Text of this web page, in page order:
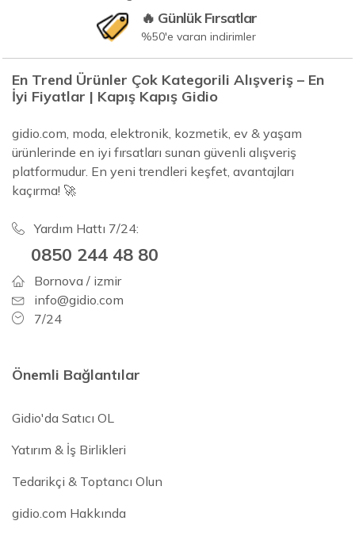
🔥 Günlük Fırsatlar
%50'e varan indirimler
En Trend Ürünler Çok Kategorili Alışveriş – En
İyi Fiyatlar | Kapış Kapış Gidio
gidio.com, moda, elektronik, kozmetik, ev & yaşam
ürünlerinde en iyi fırsatları sunan güvenli alışveriş
platformudur. En yeni trendleri keşfet, avantajları
kaçırma! 🚀
Yardım Hattı 7/24:
0850 244 48 80
Bornova / izmir
info@gidio.com
7/24
Önemli Bağlantılar
Gidio'da Satıcı OL
Yatırım & İş Birlikleri
Tedarikçi & Toptancı Olun
gidio.com Hakkında